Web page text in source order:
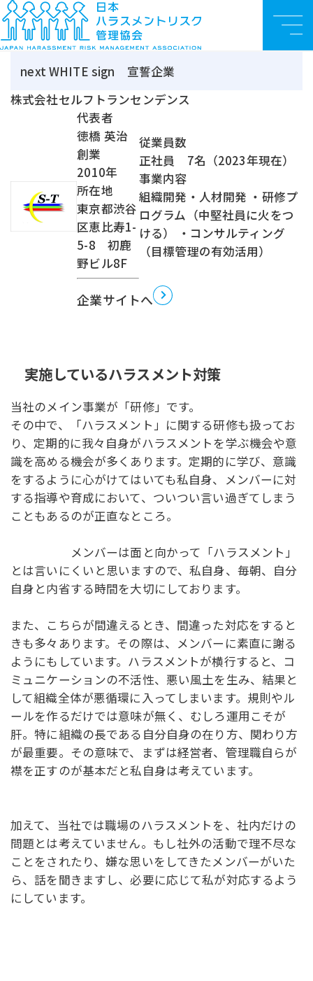
ハラスメント対策企業認定
T
OP
法人のお
客様
ハラスメント対策
企業認定
ハラスメント対策企業認定
認定企業一覧
株式会社セルフトラン
next WHITE sign 宣誓企業
株式会社セルフトランセンデンス
代表者
徳橋 英治
創業
2010年
所在地
東京都渋谷
区恵比寿1-
5-8 初鹿
野ビル8F
従業員数
正社員 7名（2023年現在）
事業内容
組織開発・人材開発 ・研修プ
ログラム（中堅社員に火をつ
ける） ・コンサルティング
（目標管理の有効活用）
企業サイトへ
実施しているハラスメント対策
当社のメイン事業が「研修」です。
その中で、「ハラスメント」に関する研修も扱ってお
り、定期的に我々自身がハラスメントを学ぶ機会や意
識を高める機会が多くあります。定期的に学び、意識
をするように心がけてはいても私自身、メンバーに対
する指導や育成において、ついつい言い過ぎてしまう
こともあるのが正直なところ。
メンバーは面と向かって「ハラスメント」
とは言いにくいと思いますので、私自身、毎朝、自分
自身と内省する時間を大切にしております。
また、こちらが間違えるとき、間違った対応をすると
きも多々あります。その際は、メンバーに素直に謝る
ようにもしています。ハラスメントが横行すると、コ
ミュニケーションの不活性、悪い風土を生み、結果と
して組織全体が悪循環に入ってしまいます。規則やル
ールを作るだけでは意味が無く、むしろ運用こそが
肝。特に組織の長である自分自身の在り方、関わり方
が最重要。その意味で、まずは経営者、管理職自らが
襟を正すのが基本だと私自身は考えています。
加えて、当社では職場のハラスメントを、社内だけの
問題とは考えていません。もし社外の活動で理不尽な
ことをされたり、嫌な思いをしてきたメンバーがいた
ら、話を聞きますし、必要に応じて私が対応するよう
にしています。